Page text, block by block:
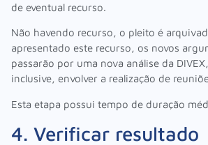
de eventual recurso.
Não havendo recurso, o pleito é
apresentado este recurso, os novos
passarão por uma nova análise da
inclusive, envolver a realização de
Esta etapa possui tempo de duração
4. Verificar resultado